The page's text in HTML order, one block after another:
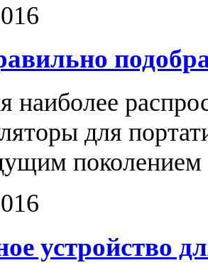
наиболее
для
поколением
устройство